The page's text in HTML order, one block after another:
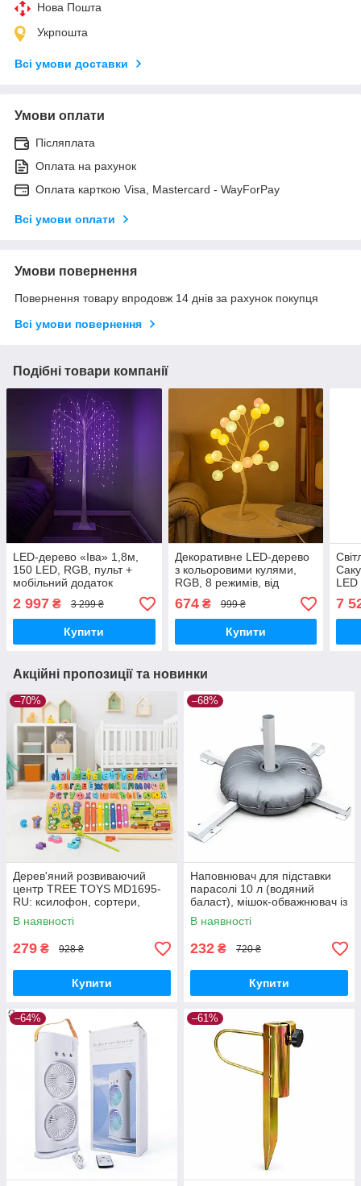
Нова Пошта
Укрпошта
Всі умови доставки
Умови оплати
Післяплата
Оплата на рахунок
Оплата карткою Visa, Mastercard - WayForPay
Всі умови оплати
Умови повернення
Повернення товару впродовж 14 днів за рахунок покупця
Всі умови повернення
Подібні товари компанії
LED-дерево «Іва» 1,8м,
150 LED, RGB, пульт +
мобільний додаток
2 997 ₴ 3 299 ₴
Купити
Декоративне LED-дерево
з кольоровими кулями,
RGB, 8 режимів, від
мережі
674₴ 999 ₴
Купити
LED
та
7
Акційні пропозиції та новинки
–70%
Дерев'яний розвиваючий
центр TREE TOYS MD1695-
RU: ксилофон, сортери,
рибальство, 10 рибок
В наявності
279 ₴ 928 ₴
Купити
–68%
Наповнювач для підставки
парасолі 10 л (водяний
баласт), мішок-обважнювач із
клапаном
В наявності
232 ₴ 720 ₴
Купити
–64% –61%